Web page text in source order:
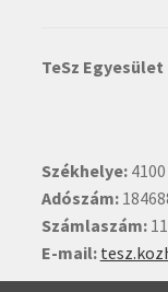
TeSz Egyesület
Székhelye:
Adószám:
Számlaszám:
E-mail: